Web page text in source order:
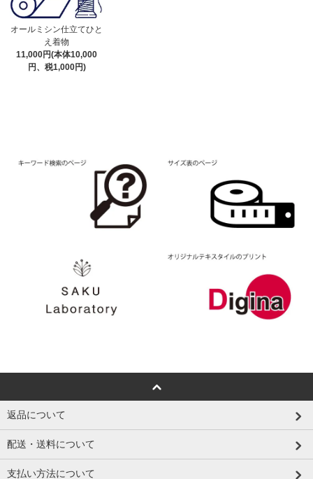
オールミシン仕立てひと
え着物
11,000円(本体10,000
円、税1,000円)
返品について
配送・送料について
支払い方法について